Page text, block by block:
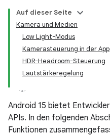
Auf dieser Seite
Kamera und Medien
Low Light-Modus
Kamerasteuerung in der App
HDR-Headroom-Steuerung
Lautstärkeregelung
Android 15 bietet
APIs. In den folgenden
Funktionen